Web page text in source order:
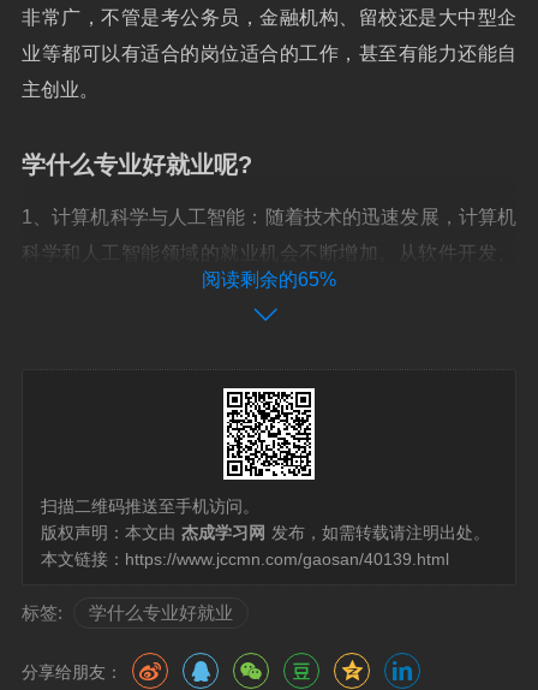
非常广，不管是考公务员，金融机构、留校还是大中型企
业等都可以有适合的岗位适合的工作，甚至有能力还能自
主创业。
学什么专业好就业呢?
1、计算机科学与人工智能：随着技术的迅速发展，计算机
科学和人工智能领域的就业机会不断增加。从软件开发、
数据分析到机器学习和自然语言处理等，这些领域的专业
较容易创业的。但是学习计算机并不是一件容易的事，想
要学好就要比别人付出更多的努力。金融学专业。学好了
3、经济学类专业 这个专业被称为高富帅专业，毕业生就
业面非常广，不管是考公务员，金融机构、留校还是大中
型企业等都可以有适合的岗位适合的工作，甚至有能力还
阅读剩余的65%
扫描二维码推送至手机访问。
版权声明：本文由 杰成学习网 发布，如需转载请注明出处。
本文链接： https://www.jccmn.com/gaosan/40139.html
标签: 学什么专业好就业
分享给朋友：